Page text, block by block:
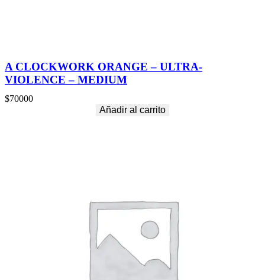
A CLOCKWORK ORANGE – ULTRA-
VIOLENCE – MEDIUM
$70000
Añadir al carrito